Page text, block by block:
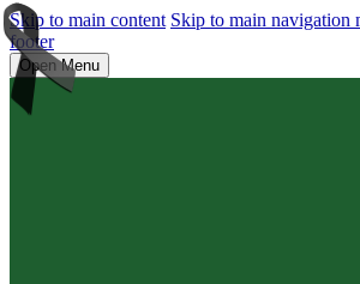
Skip to main content Skip to main navigation
footer
Open Menu